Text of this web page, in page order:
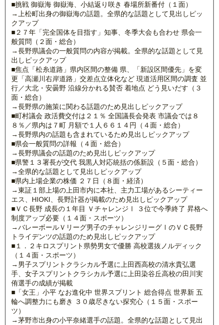
■挑戦 御嶽海 御嶽海、小結返り咲き 春場所新番付（１面）
→上松町出身の御嶽海の話題。全県的な話題として見出しピッ
クアップ
■２７年「完全国体を目指す」知事、冬季大会も合わせ 県会一
般質問（２面・総合）
→長野県議会の一般質問の内容が掲載。全県的な話題として見
出しピックアップ
■焦点「松糸道路」県内区間の整備 県、「新設区間優先」を変
更「高瀬川右岸道路」交差点立体化など 現道活用区間の調査 並
行／大北・安曇野 沿線分かれる賛否 着地点 どう見いだす（３
面・総合）
→長野県の施策に関わる話題のため見出しピックアップ
■町村議会 政活費交付は２１％ 全国議長会発表 市議会では８
８％／県内は７町 月額で１人６６１４円（４面・総合）
→長野県内の話題も含まれているため見出しピックアップ
■県会一般質問の詳報（４面・総合）
→長野県議会の話題のため見出しピックアップ
■県警１３署長が交代 我黒人対応統括の係新設（５面・総合）
→全県的な話題として見出しピックアップ
■県内上場企業の株価 ２７日（８面・経済）
→東証１部上場の上田市内に本社、主力工場があるシーティー
エス、HIOKI、長野計器が掲載のため見出しピックアップ
■ＶＣ長野 成長の１年目 ＶチャレンジⅠ ３位で今季終了 昇格へ
制度アップ必要（１４面・スポーツ）
→バレーボールＶリーグ男子のチャレンジリーグⅠのＶＣ長野
トライデンツの話題のため見出しピックアップ
■１．２キロスプリント県勢男女で優勝 高校選抜ノルディック
（１４面・スポーツ）
→男子スプリントクラシカル予選に上田西高校の清水貴弘選
手、女子スプリントクラシカル予選に上田染谷丘高校の田川実
侑選手の成績が掲載
■「女王」小平 なお進化中 世界スプリント 総合得点 世界新 五
輪へ調整力にも磨き ３０歳尽きない探究心（１５面・スポー
ツ）
→茅野市出身の小平奈緒選手の話題。全県的な話題として見出